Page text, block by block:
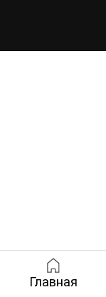
Главная